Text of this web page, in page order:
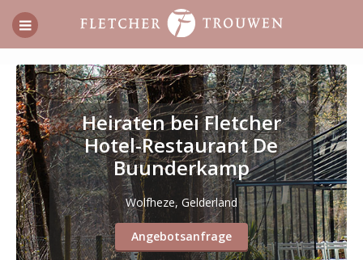
Heiraten bei Fletcher
Hotel-Restaurant De
Buunderkamp
Wolfheze, Gelderland
Angebotsanfrage